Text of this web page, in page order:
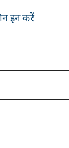
CGPSC
इन करें